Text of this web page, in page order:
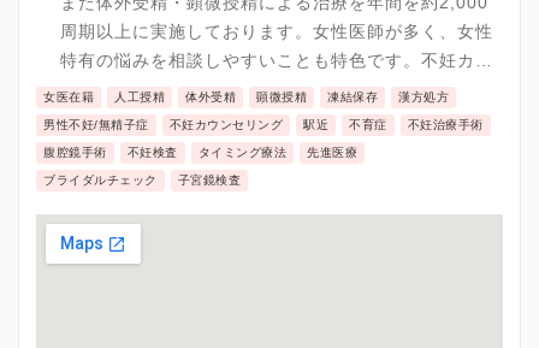
周期以上に実施しております。女性医師が多く、女性
特有の悩みを相談しやすいことも特色です。不妊カウ
ンセラーによるカウンセリング、医師・看護師による
体外受精勉強会や不妊教室を開いています。
女医在籍 人工授精 体外受精 顕微授精 凍結保存 漢方処方
男性不妊/無精子症 不妊カウンセリング 駅近 不育症 不妊治療手術
腹腔鏡手術 不妊検査 タイミング療法 先進医療
ブライダルチェック 子宮鏡検査